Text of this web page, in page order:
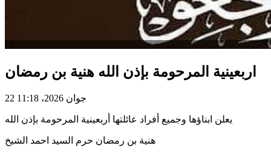
اربعينية المرحومة بإذن الله هنية بن رمضان
22 جوان 2026، 11:18
يعلن ابناؤها وجميع أفراد عائلتها أربعينية المرحومة بإذن الله
هنية بن رمضان حرم السيد احمد الشيخ